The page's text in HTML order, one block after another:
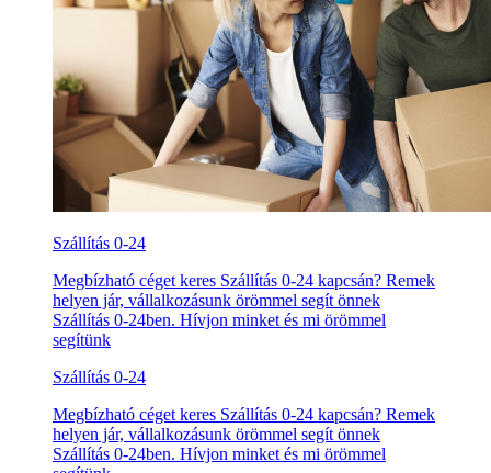
Szállítás 0-24
Megbízható céget keres Szállítás 0-24 kapcsán? Remek
helyen jár, vállalkozásunk örömmel segít önnek
Szállítás 0-24ben. Hívjon minket és mi örömmel
segítünk
Szállítás 0-24
Megbízható céget keres Szállítás 0-24 kapcsán? Remek
helyen jár, vállalkozásunk örömmel segít önnek
Szállítás 0-24ben. Hívjon minket és mi örömmel